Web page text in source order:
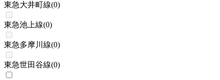
東急大井町線(0)
東急池上線(0)
東急多摩川線(0)
東急世田谷線(0)